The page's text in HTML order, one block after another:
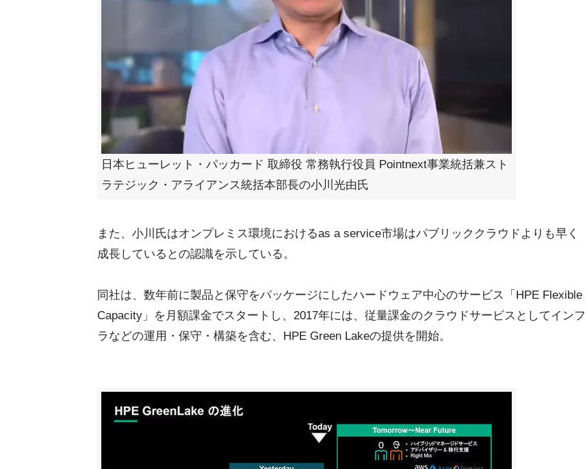
日本ヒューレット・パッカード 取締役 常務執行役員 Pointnext事業統括兼スト
ラテジック・アライアンス統括本部長の小川光由氏
また、小川氏はオンプレミス環境におけるas a service市場はパブリッククラウドよりも早く
成長しているとの認識を示している。
同社は、数年前に製品と保守をパッケージにしたハードウェア中心のサービス「HPE Flexible
Capacity」を月額課金でスタートし、2017年には、従量課金のクラウドサービスとしてインフ
ラなどの運用・保守・構築を含む、HPE Green Lakeの提供を開始。